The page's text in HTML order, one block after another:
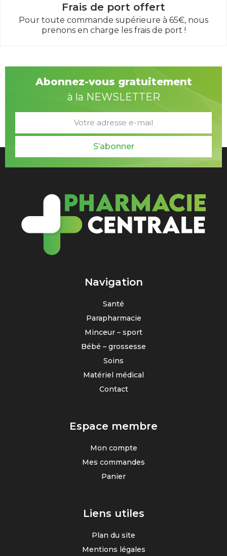
Frais de port offert
Pour toute commande supérieure à 65€, nous
prenons en charge les frais de port !
Abonnez-vous gratuitement
à la NEWSLETTER
S’abonner
Navigation
Santé
Parapharmacie
Minceur – sport
Bébé – grossesse
Soins
Matériel médical
Contact
Espace membre
Mon compte
Mes commandes
Panier
Liens utiles
Plan du site
Mentions légales